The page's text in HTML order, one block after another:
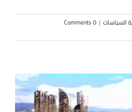
السياسات |
0 Comments